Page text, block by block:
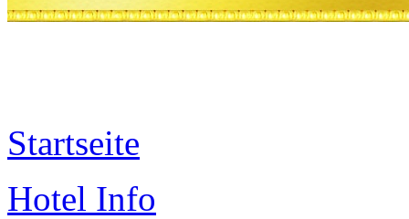
Startseite
Hotel Info